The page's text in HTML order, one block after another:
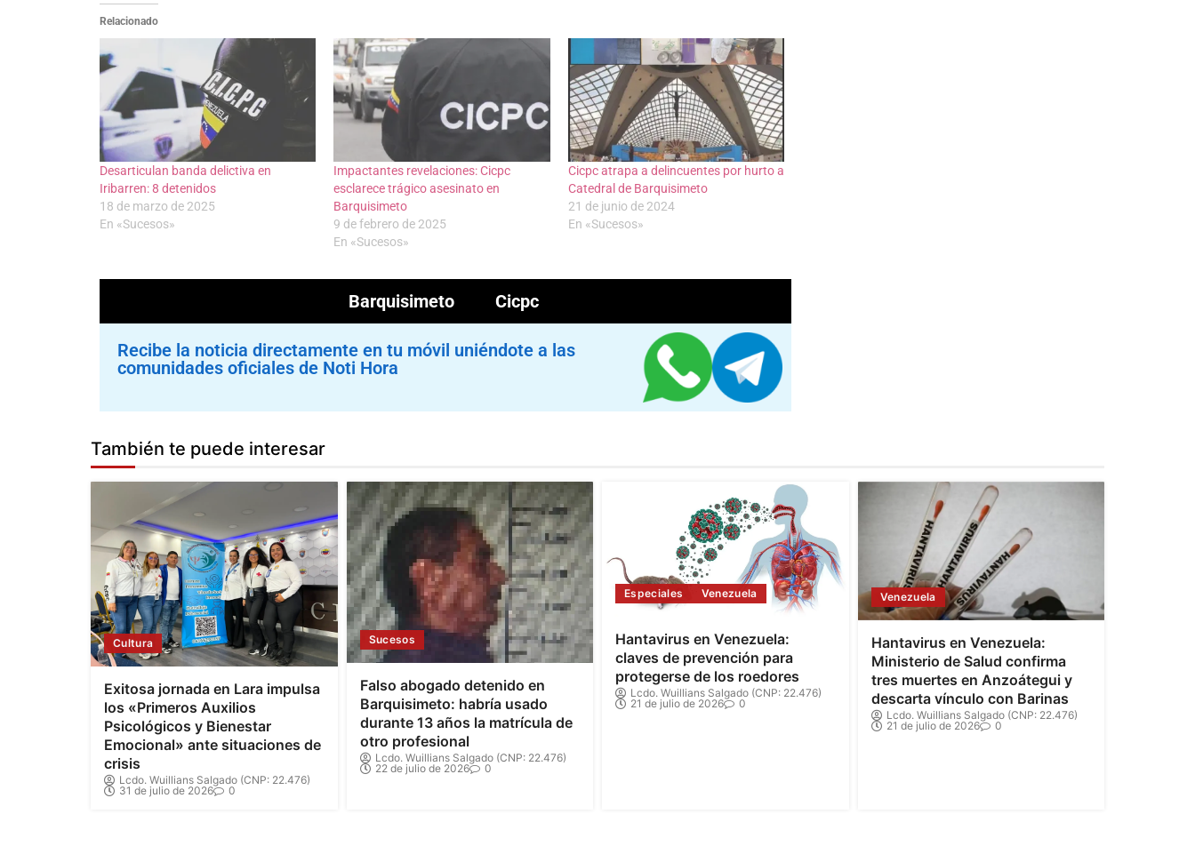
Relacionado
Desarticulan banda delictiva en
Iribarren: 8 detenidos
18 de marzo de 2025
En «Sucesos»
Impactantes revelaciones: Cicpc
esclarece trágico asesinato en
Barquisimeto
9 de febrero de 2025
En «Sucesos»
Cicpc atrapa a delincuentes por hurto a
Catedral de Barquisimeto
21 de junio de 2024
En «Sucesos»
Barquisimeto Cicpc
Recibe la noticia directamente en tu móvil uniéndote a las
comunidades oficiales de Noti Hora
También te puede interesar
Cultura
Exitosa jornada en Lara impulsa
los «Primeros Auxilios
Psicológicos y Bienestar
Emocional» ante situaciones de
crisis
Lcdo. Wuillians Salgado (CNP: 22.476)
31 de julio de 2026
0
Sucesos
Falso abogado detenido en
Barquisimeto: habría usado
durante 13 años la matrícula de
otro profesional
Lcdo. Wuillians Salgado (CNP: 22.476)
22 de julio de 2026
0
Especiales Venezuela
Hantavirus en Venezuela:
claves de prevención para
protegerse de los roedores
Lcdo. Wuillians Salgado (CNP: 22.476)
21 de julio de 2026
0
Venezuela
Hantavirus en Venezuela:
Ministerio de Salud confirma
tres muertes en Anzoátegui y
descarta vínculo con Barinas
Lcdo. Wuillians Salgado (CNP: 22.476)
21 de julio de 2026
0